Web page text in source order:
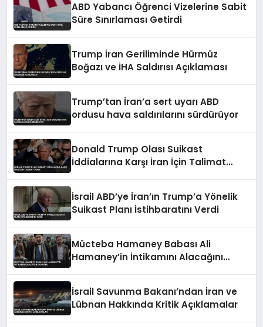
ABD Yabancı Öğrenci Vizelerine Sabit
Süre Sınırlaması Getirdi
Trump İran Geriliminde Hürmüz
Boğazı ve İHA Saldırısı Açıklaması
Trump’tan İran’a sert uyarı ABD
ordusu hava saldırılarını sürdürüyor
Donald Trump Olası Suikast
İddialarına Karşı İran İçin Talimat
İsrail ABD’ye İran’ın Trump’a Yönelik
Suikast Planı İstihbaratını Verdi
Mücteba Hamaney Babası Ali
Hamaney’in İntikamını Alacağını
İsrail Savunma Bakanı’ndan İran ve
Lübnan Hakkında Kritik Açıklamalar